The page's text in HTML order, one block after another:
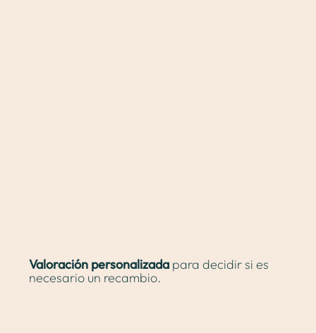
Medicina estética
Valoración personalizada para decidir si es
necesario un recambio.